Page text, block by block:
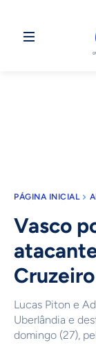
PÁGINA INICIAL
Vasco
Cruzeiro
Lucas Piton e
Uberlândia e
domingo (27),